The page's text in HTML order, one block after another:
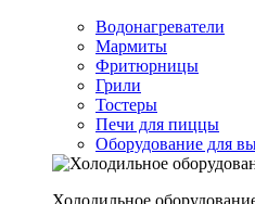
Водонагреватели
Мармиты
Фритюрницы
Грили
Тостеры
Печи для пиццы
Оборудование для
Холодильное